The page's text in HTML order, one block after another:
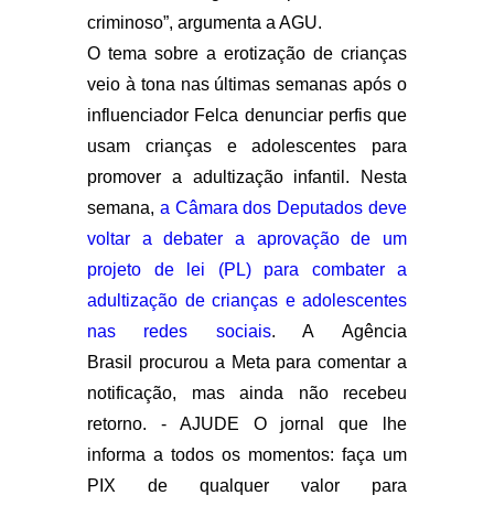
criminoso”, argumenta a AGU.
O tema sobre a erotização de crianças
veio à tona nas últimas semanas após o
influenciador Felca denunciar perfis que
usam crianças e adolescentes para
promover a adultização infantil. Nesta
semana, a Câmara dos Deputados deve
voltar a debater a aprovação de um
projeto de lei (PL) para combater a
adultização de crianças e adolescentes
nas redes sociais. A Agência
Brasil procurou a Meta para comentar a
notificação, mas ainda não recebeu
retorno. - AJUDE O jornal que lhe
informa a todos os momentos: faça um
PIX de qualquer valor para